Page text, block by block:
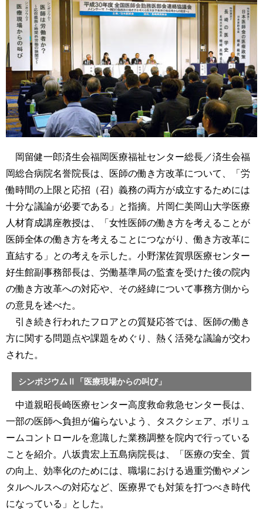
岡留健一郎済生会福岡医療福祉センター総長／済生会福
岡総合病院名誉院長は、医師の働き方改革について、「労
働時間の上限と応招（召）義務の両方が成立するためには
十分な議論が必要である」と指摘。片岡仁美岡山大学医療
人材育成講座教授は、「女性医師の働き方を考えることが
医師全体の働き方を考えることにつながり、働き方改革に
直結する」との考えを示した。小野潔佐賀県医療センター
好生館副事務部長は、労働基準局の監査を受けた後の院内
の働き方改革への対応や、その経緯について事務方側から
の意見を述べた。
引き続き行われたフロアとの質疑応答では、医師の働き
方に関する問題点や課題をめぐり、熱く活発な議論が交わ
された。
シンポジウムⅡ「医療現場からの叫び」
中道親昭長崎医療センター高度救命救急センター長は、
一部の医師へ負担が偏らないよう、タスクシェア、ボリュ
ームコントロールを意識した業務調整を院内で行っている
ことを紹介。八坂貴宏上五島病院長は、「医療の安全、質
の向上、効率化のためには、職場における過重労働やメン
タルヘルスへの対応など、医療界でも対策を打つべき時代
になっている」とした。